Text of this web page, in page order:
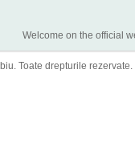
Welcome on the official
Toate drepturile rezervate.